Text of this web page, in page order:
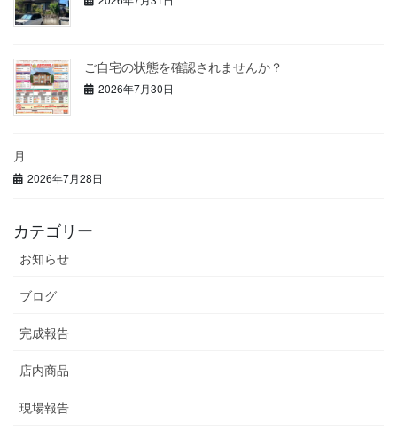
ご自宅の状態を確認されませんか？
2026年7月30日
月
2026年7月28日
カテゴリー
お知らせ
ブログ
完成報告
店内商品
現場報告